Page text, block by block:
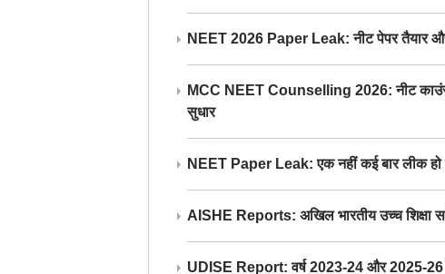
NEET 2026 Paper Leak: नीट पेपर तैयार
MCC NEET Counselling 2026: नीट
सुधार
NEET Paper Leak: एक नहीं कई बार लीक हो
AISHE Reports: अखिल भारतीय उच्च शिक्षा
UDISE Report: वर्ष 2023-24 और 2025-26